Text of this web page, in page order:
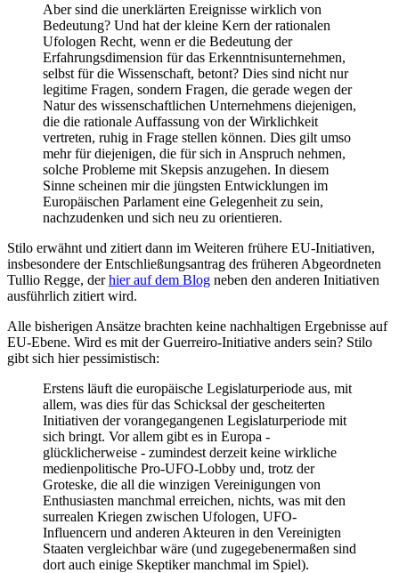
Aber sind die unerklärten Ereignisse wirklich von
Bedeutung? Und hat der kleine Kern der rationalen
Ufologen Recht, wenn er die Bedeutung der
Erfahrungsdimension für das Erkenntnisunternehmen,
selbst für die Wissenschaft, betont? Dies sind nicht nur
legitime Fragen, sondern Fragen, die gerade wegen der
Natur des wissenschaftlichen Unternehmens diejenigen,
die die rationale Auffassung von der Wirklichkeit
vertreten, ruhig in Frage stellen können. Dies gilt umso
mehr für diejenigen, die für sich in Anspruch nehmen,
solche Probleme mit Skepsis anzugehen. In diesem
Sinne scheinen mir die jüngsten Entwicklungen im
Europäischen Parlament eine Gelegenheit zu sein,
nachzudenken und sich neu zu orientieren.
Stilo erwähnt und zitiert dann im Weiteren frühere EU-Initiativen,
insbesondere der Entschließungsantrag des früheren Abgeordneten
Tullio Regge, derhier auf dem Blog neben den anderen Initiativen
ausführlich zitiert wird.
Alle bisherigen Ansätze brachten keine nachhaltigen Ergebnisse auf
EU-Ebene. Wird es mit der Guerreiro-Initiative anders sein? Stilo
gibt sich hier pessimistisch:
Erstens läuft die europäische Legislaturperiode aus, mit
allem, was dies für das Schicksal der gescheiterten
Initiativen der vorangegangenen Legislaturperiode mit
sich bringt. Vor allem gibt es in Europa -
glücklicherweise - zumindest derzeit keine wirkliche
medienpolitische Pro-UFO-Lobby und, trotz der
Groteske, die all die winzigen Vereinigungen von
Enthusiasten manchmal erreichen, nichts, was mit den
surrealen Kriegen zwischen Ufologen, UFO-
Influencern und anderen Akteuren in den Vereinigten
Staaten vergleichbar wäre (und zugegebenermaßen sind
dort auch einige Skeptiker manchmal im Spiel).